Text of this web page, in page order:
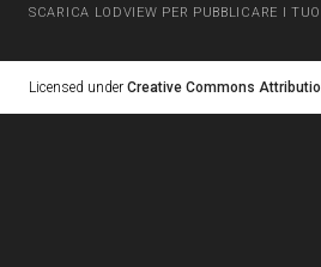
SCARICA LODVIEW PER PUBBLICARE I
Licensed under Creative Commons